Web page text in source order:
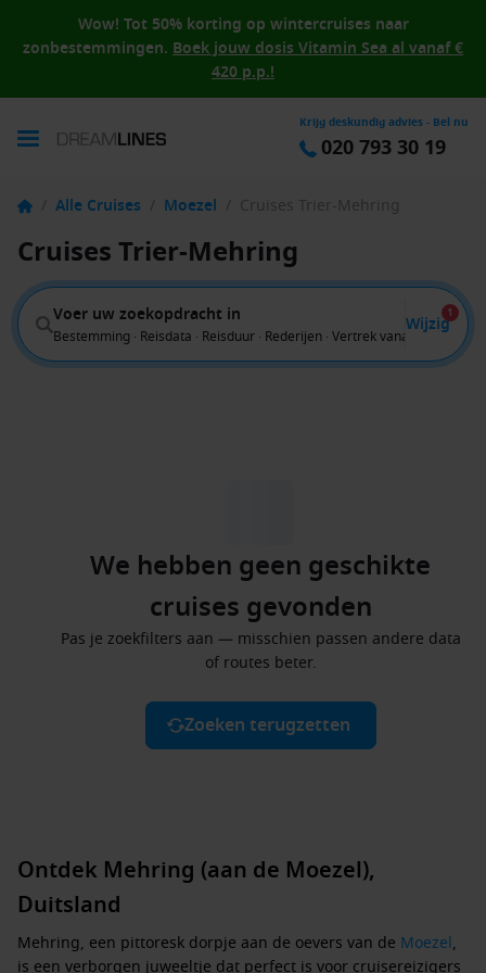
Wow! Tot 50% korting op wintercruises naar
zonbestemmingen. Boek jouw dosis Vitamin Sea al vanaf €
420 p.p.!
Krijg deskundig advies - Bel nu
020 793 30 19
/ Alle Cruises / Moezel / Cruises Trier-Mehring
Cruises Trier-Mehring
Voer uw zoekopdracht in
Bestemming · Reisdata · Reisduur · Rederijen · Vertrek vanaf
Wijzig
1
We hebben geen geschikte
cruises gevonden
Pas je zoekfilters aan — misschien passen andere data
of routes beter.
Zoeken terugzetten
Ontdek Mehring (aan de Moezel),
Duitsland
Mehring, een pittoresk dorpje aan de oevers van de Moezel,
is een verborgen juweeltje dat perfect is voor cruisereizigers